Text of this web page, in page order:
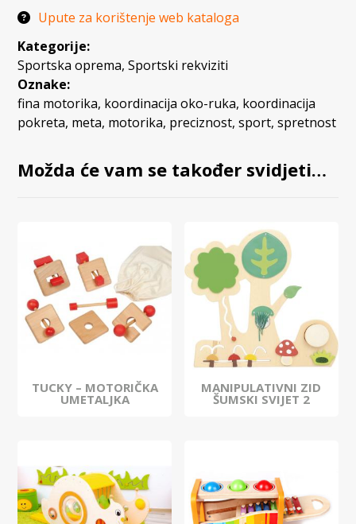
Upute za korištenje web kataloga
Kategorije:
Sportska oprema,Sportski rekviziti
Oznake:
fina motorika, koordinacija oko-ruka, koordinacija
pokreta, meta, motorika, preciznost,sport,spretnost
Možda će vam se također svidjeti…
TUCKY – MOTORIČKA
UMETALJKA
MANIPULATIVNI ZID
ŠUMSKI SVIJET 2